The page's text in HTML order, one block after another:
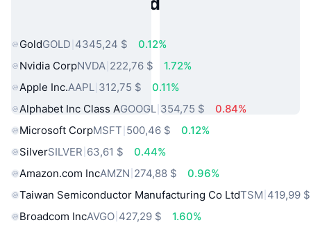
GoldGOLD 4345,24 $
0.12%
Nvidia CorpNVDA 222,76 $
1.72%
Apple Inc.AAPL 312,75 $
0.11%
Alphabet Inc Class AGOOGL 354,75 $
0.84%
Microsoft CorpMSFT 500,46 $
0.12%
SilverSILVER 63,61 $
0.44%
Amazon.com IncAMZN 274,88 $
0.96%
Taiwan Semiconductor Manufacturing Co LtdTSM 419,99 $
Broadcom IncAVGO 427,29 $
1.60%